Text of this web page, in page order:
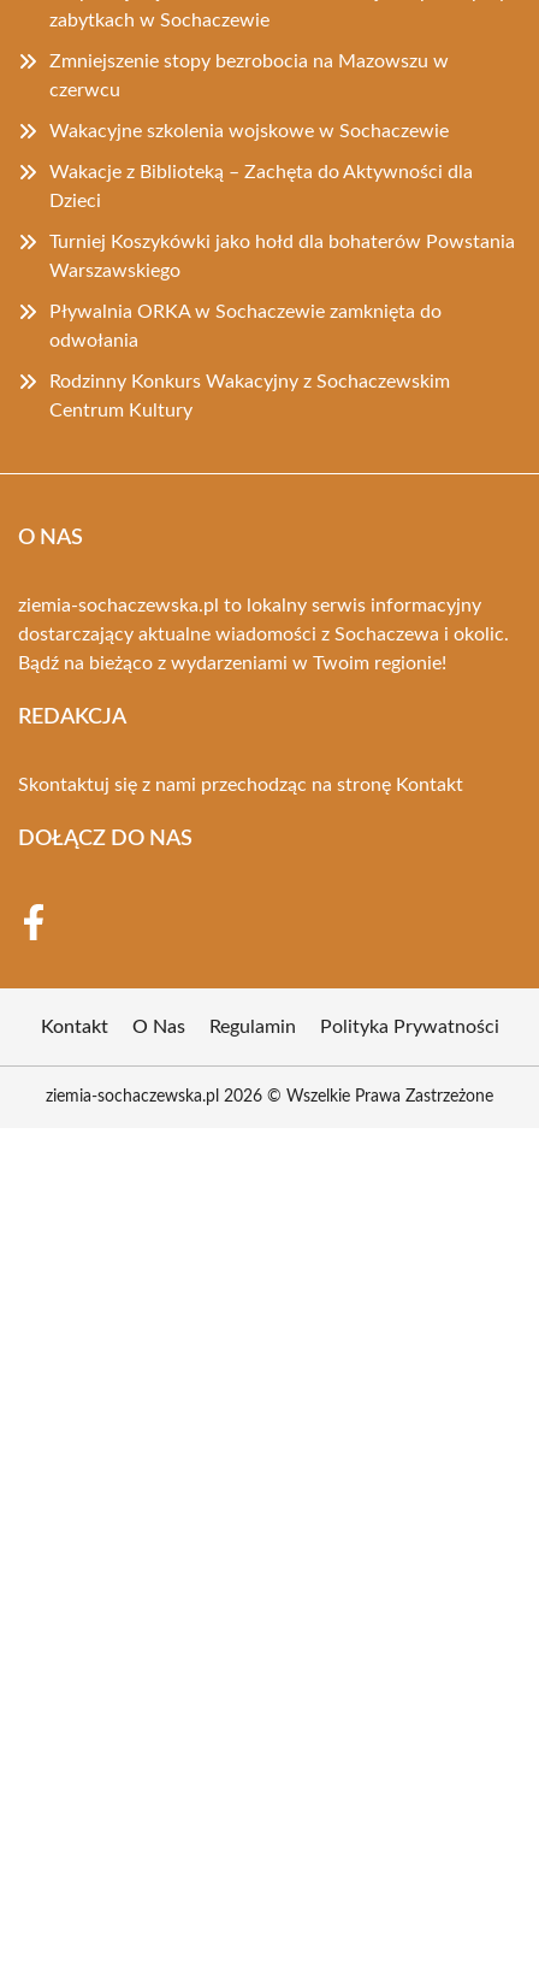
zabytkach w Sochaczewie
Zmniejszenie stopy bezrobocia na Mazowszu w
czerwcu
Wakacyjne szkolenia wojskowe w Sochaczewie
Wakacje z Biblioteką – Zachęta do Aktywności dla
Dzieci
Turniej Koszykówki jako hołd dla bohaterów Powstania
Warszawskiego
Pływalnia ORKA w Sochaczewie zamknięta do
odwołania
Rodzinny Konkurs Wakacyjny z Sochaczewskim
Centrum Kultury
O NAS
ziemia-sochaczewska.pl to lokalny serwis informacyjny
dostarczający aktualne wiadomości z Sochaczewa i okolic.
Bądź na bieżąco z wydarzeniami w Twoim regionie!
REDAKCJA
Skontaktuj się z nami przechodząc na stronę Kontakt
DOŁĄCZ DO NAS
Kontakt O Nas Regulamin Polityka Prywatności
ziemia-sochaczewska.pl 2026 © Wszelkie Prawa Zastrzeżone